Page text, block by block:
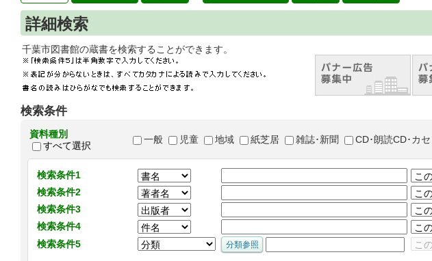
詳細検索
千葉市図書館の蔵書を検索することができます。 広告(バナー広告
検索条件
資料種別
すべて選択
一般 児童 地域 紙芝居 雑誌･新聞 CD･朗読CD･カセ
検索条件1
検索条件2
検索条件3
検索条件4
検索条件5